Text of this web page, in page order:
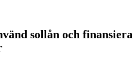
sollån och finansiera